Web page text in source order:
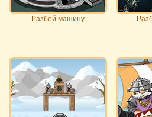
Разбей машину